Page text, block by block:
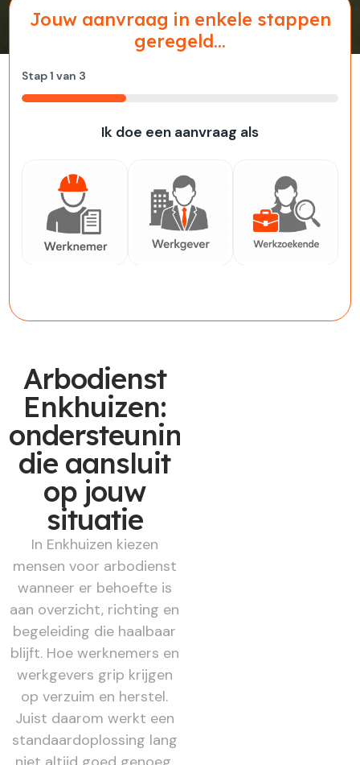
Jouw aanvraag in enkele stappen
geregeld...
Stap1 van 3
33%
Ik doe een aanvraag als
Arbodienst
Enkhuizen:
ondersteuning
die aansluit
op jouw
situatie
In Enkhuizen kiezen
mensen voor arbodienst
wanneer er behoefte is
aan overzicht, richting en
begeleiding die haalbaar
blijft. Hoe werknemers en
werkgevers grip krijgen
op verzuim en herstel.
Juist daarom werkt een
standaardoplossing lang